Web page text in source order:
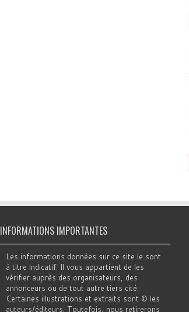
INFORMATIONS IMPORTANTES
Les informations données sur ce site le sont
à titre indicatif. Il vous appartient de les
vérifier auprès des organisateurs, des
annonceurs ou de tout autre tiers cité.
Certaines illustrations et extraits sont © les
auteurs/éditeurs. Toutefois, nous retirerons